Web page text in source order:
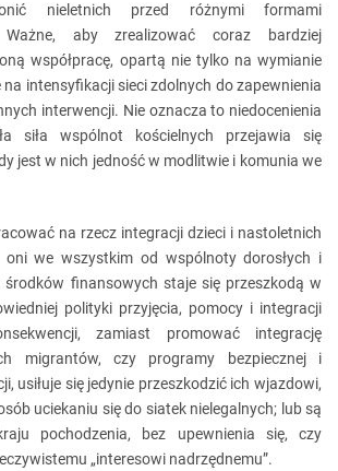
nieletnich przed różnymi formami
Ważne, aby zrealizować coraz bardziej
współpracę, opartą nie tylko na wymianie
intensyfikacji sieci zdolnych do zapewnienia
interwencji. Nie oznacza to niedocenienia
siła wspólnot kościelnych przejawia się
jest w nich jedność w modlitwie i komunia we
na rzecz integracji dzieci i nastoletnich
oni we wszystkim od wspólnoty dorosłych i
środków finansowych staje się przeszkodą w
polityki przyjęcia, pomocy i integracji
zamiast promować integrację
migrantów, czy programy bezpiecznej i
usiłuje się jedynie przeszkodzić ich wjazdowi,
uciekaniu się do siatek nielegalnych; lub są
pochodzenia, bez upewnienia się, czy
„interesowi nadrzędnemu”.